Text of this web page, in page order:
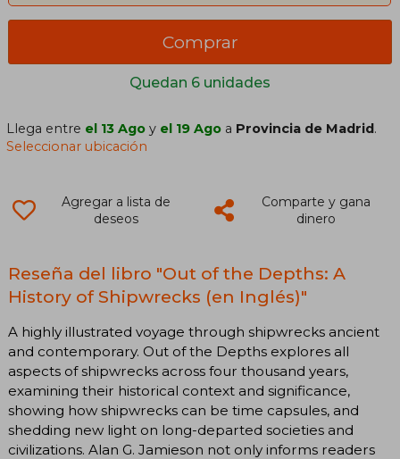
Quedan 6 unidades
Comprar
Llega entre el 13 Ago y el 19 Ago a Provincia de Madrid.
Seleccionar ubicación
Agregar a lista de
deseos
Comparte y gana
dinero
Reseña del libro "Out of the Depths: A
History of Shipwrecks (en Inglés)"
A highly illustrated voyage through shipwrecks ancient
and contemporary. Out of the Depths explores all
aspects of shipwrecks across four thousand years,
examining their historical context and significance,
showing how shipwrecks can be time capsules, and
shedding new light on long-departed societies and
civilizations. Alan G. Jamieson not only informs readers